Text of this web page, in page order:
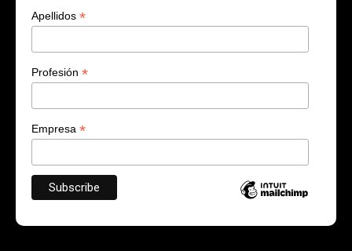
Apellidos *
Profesión *
Empresa *